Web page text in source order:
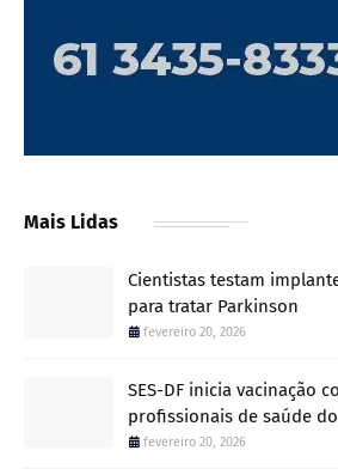
Mais Lidas
Cientistas testam
para tratar Parkinson
fevereiro 20, 2026
SES-DF inicia vacinação
profissionais de saúde
fevereiro 20, 2026